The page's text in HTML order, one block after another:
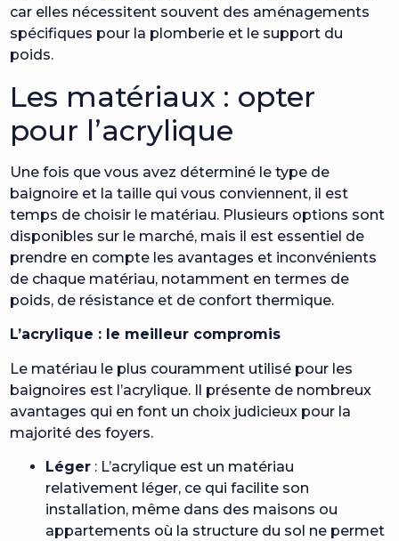
car elles nécessitent souvent des aménagements
spécifiques pour la plomberie et le support du
poids.
Les matériaux : opter
pour l’acrylique
Une fois que vous avez déterminé le type de
baignoire et la taille qui vous conviennent, il est
temps de choisir le matériau. Plusieurs options sont
disponibles sur le marché, mais il est essentiel de
prendre en compte les avantages et inconvénients
de chaque matériau, notamment en termes de
poids, de résistance et de confort thermique.
L’acrylique : le meilleur compromis
Le matériau le plus couramment utilisé pour les
baignoires est l’acrylique. Il présente de nombreux
avantages qui en font un choix judicieux pour la
majorité des foyers.
Léger : L’acrylique est un matériau
relativement léger, ce qui facilite son
installation, même dans des maisons ou
appartements où la structure du sol ne permet